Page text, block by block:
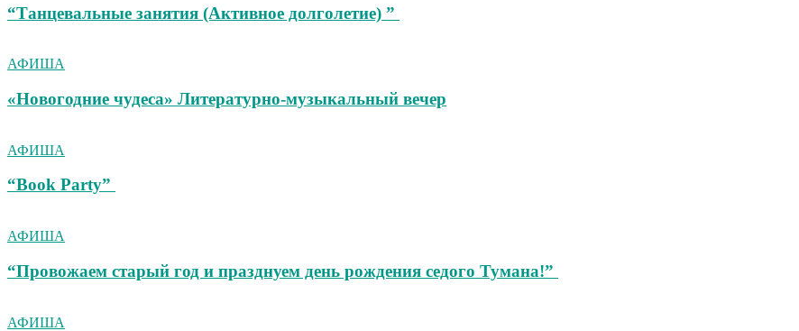
“Танцевальные занятия (Активное долголетие) ”
АФИША
«Новогодние чудеса» Литературно-музыкальный вечер
АФИША
“Book Party”
АФИША
“Провожаем старый год и празднуем день рождения седого Тумана!”
АФИША